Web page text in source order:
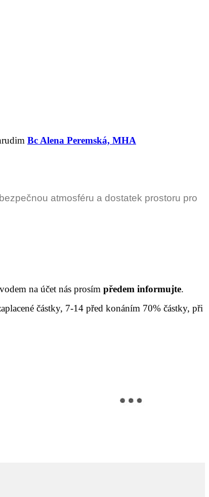
Bc Alena Peremská, MHA
atmosféru a dostatek prostoru pro
na účet nás prosím předem informujte.
částky, 7-14 před konáním 70% částky, při